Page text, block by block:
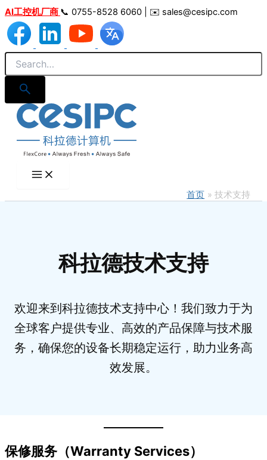
跳
至
内
容
AI工控机厂商 📞 0755-8528 6060 | ✉️ sales@cesipc.com
首页 技术支持
科拉德技术支持
欢迎来到科拉德技术支持中心！我们致力于为
全球客户提供专业、高效的产品保障与技术服
务，确保您的设备长期稳定运行，助力业务高
效发展。
保修服务（Warranty Services）